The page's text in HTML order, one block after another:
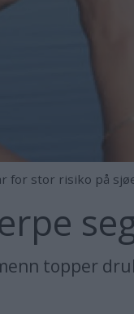
for stor risiko på
topper